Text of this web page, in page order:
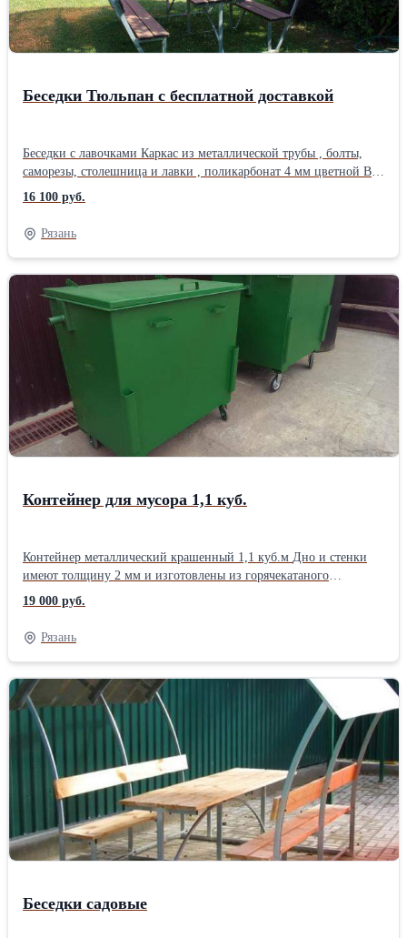
Беседки Тюльпан с бесплатной доставкой
Беседки с лавочками Каркас из металлической трубы , болты,
саморезы, столешница и лавки , поликарбонат 4 мм цветной В
комплект изделий входит вся необходимая фурнитура (упакована
в картонную коробку). Просверлины все отверстия для
крепления поликарбоната. Каркас компактно связан и упакован
в стрейч - пленку. Размер, м (д × ш × в) 1,9 х 1,73 х 2,0.
Работаем без выходных и праздников. Звоните с 9 до 18 ч.
Доставка бесплатная по областиМатериал каркаса, ножек:
Металл Материал сиденья, спинки: Дерево (массив)
16 100 руб.
Рязань
Контейнер для мусора 1,1 куб.
Контейнер металлический крашенный 1,1 куб.м Дно и стенки
имеют толщину 2 мм и изготовлены из горячекатаного
стального листа, толщина крышки 2 мм. В верхней части
корпуса контейнер имеет обрамление из уголка 40х40мм. Колеса
мусорного контейнера поворотные, обрезиненные и имеют
диаметр 165 мм. Габариты 1180х1320х800 мм. Доставка
бесплатная по всей областиТип: Контейнер для мусора
Материал: Металл окрашенный
19 000 руб.
Рязань
Беседки садовые